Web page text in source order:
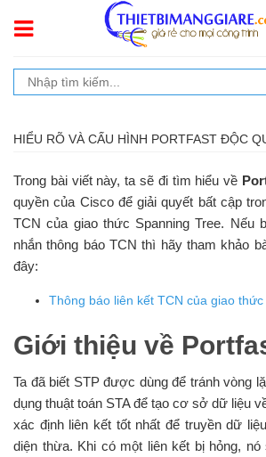
HIỂU RÕ VÀ CẤU HÌNH PORTFAST ĐỘC
Trong bài viết này, ta sẽ đi tìm hiểu về
quyền của Cisco để giải quyết bất cập
TCN của giao thức Spanning Tree. Nếu
nhắn thông báo TCN thì hãy tham khảo
đây:
Thông báo liên kết TCN của giao thức
Giới thiệu về
Ta đã biết STP được dùng để tránh vòng
dụng thuật toán STA để tạo cơ sở dữ liệu
xác định liên kết tốt nhất để truyền dữ
diện thừa. Khi có một liên kết bị hỏng,